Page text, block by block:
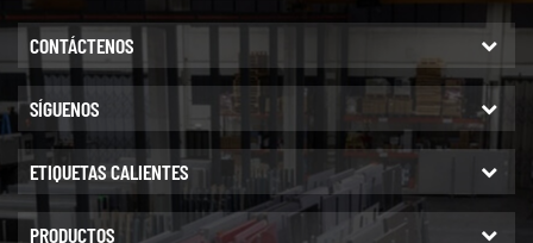
CONTÁCTENOS
SÍGUENOS
ETIQUETAS CALIENTES
PRODUCTOS